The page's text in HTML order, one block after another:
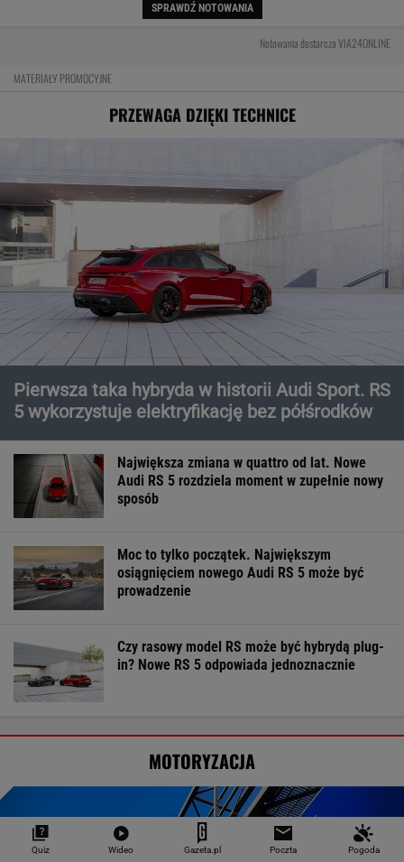
SPRAWDŹ NOTOWANIA
Notowania dostarcza VIA24ONLINE
MATERIAŁY PROMOCYJNE
PRZEWAGA DZIĘKI TECHNICE
Pierwsza taka hybryda w historii Audi Sport. RS
5 wykorzystuje elektryfikację bez półśrodków
Największa zmiana w quattro od lat. Nowe
Audi RS 5 rozdziela moment w zupełnie nowy
sposób
Moc to tylko początek. Największym
osiągnięciem nowego Audi RS 5 może być
prowadzenie
Czy rasowy model RS może być hybrydą plug-
in? Nowe RS 5 odpowiada jednoznacznie
MOTORYZACJA
Quiz Wideo Gazeta.pl Poczta Pogoda